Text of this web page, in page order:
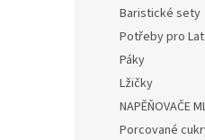
Baristické sety
Potřeby pro
Páky
Lžičky
NAPĚŇOVAČE
Porcované